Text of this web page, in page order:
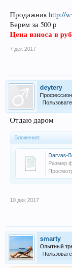
Продажникhttp://
Берем за 500 р
Цена взноса в
7 дек 2017
deytery
Отдаю даром
Вложения:
Размер
10 дек 2017
smarty
Опытный